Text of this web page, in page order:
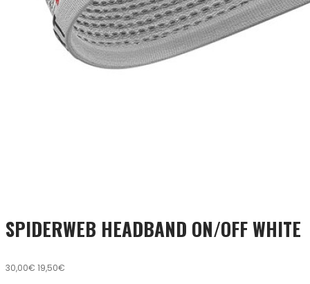
SPIDERWEB HEADBAND ON/OFF WHITE
30,00€ 19,50€